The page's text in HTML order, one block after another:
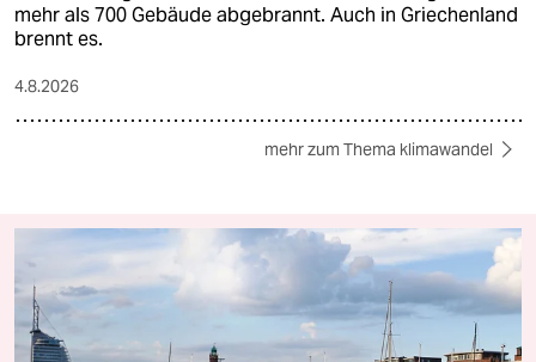
mehr als 700 Gebäude abgebrannt. Auch in Griechenland
brennt es.
4.8.2026
mehr zum Thema klimawandel